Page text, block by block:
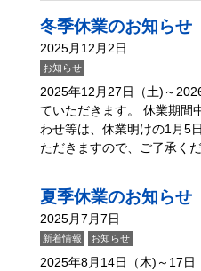
冬季休業のお知らせ
2025月12月2日
お知らせ
2025年12月27日（土)～
ていただきます。 休業期間
わせ等は、休業明けの1月5
ただきますので、ご了承くだ
夏季休業のお知らせ
2025月7月7日
新着情報 お知らせ
2025年8月14日（木)～17日